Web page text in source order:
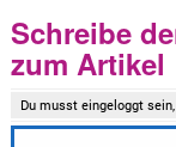
Schreibe
zum Artikel